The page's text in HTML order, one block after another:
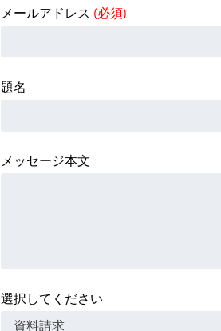
メールアドレス (必須)
題名
メッセージ本文
選択してください